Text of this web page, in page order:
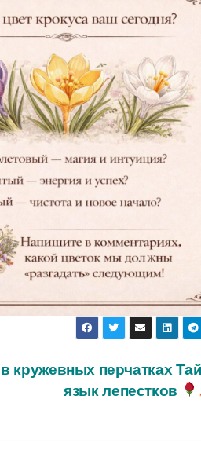
кружевных перчатках
язык лепестков